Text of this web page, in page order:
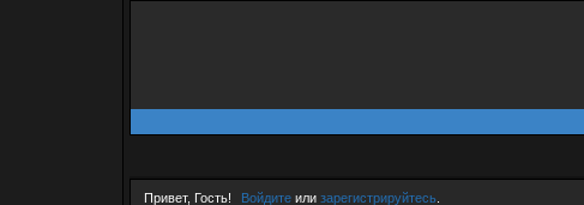
Привет, Гость! Войдите илизарегистрируйтесь